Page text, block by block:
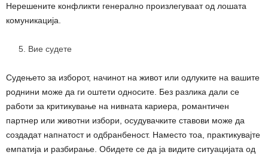
Нерешените конфликти генерално произлегуваат од лошата
комуникација.
Вие судете
Судењето за изборот, начинот на живот или одлуките на вашите
роднини може да ги оштети односите. Без разлика дали се
работи за критикување на нивната кариера, романтичен
партнер или животни избори, осудувачките ставови може да
создадат напнатост и одбранбеност. Наместо тоа, практикувајте
емпатија и разбирање. Обидете се да ја видите ситуацијата од